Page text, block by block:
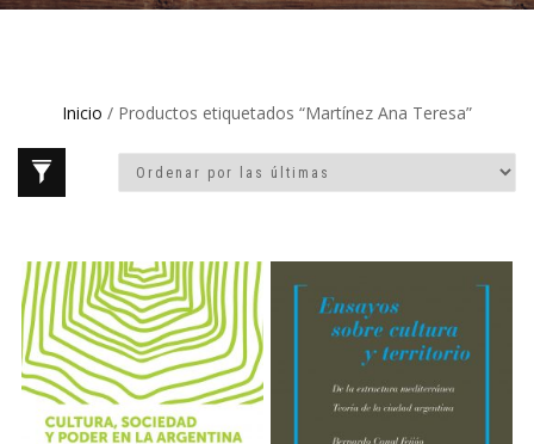
Inicio / Productos etiquetados “Martínez Ana Teresa”